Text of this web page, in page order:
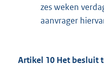
zes weken
aanvrager
Artikel 10 Het besluit